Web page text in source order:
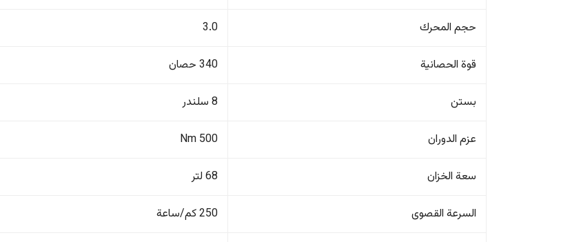
حجم المحرك 3.0
قوة الحصانية 340 حصان
بستن 8 سلندر
عزم الدوران 500 Nm
سعة الخزان 68 لتر
السرعة القصوى 250 كم/ساعة